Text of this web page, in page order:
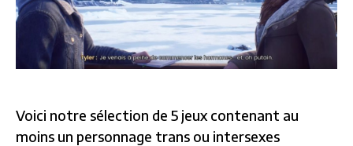
Voici notre sélection de 5 jeux contenant au
moins un personnage trans ou intersexes